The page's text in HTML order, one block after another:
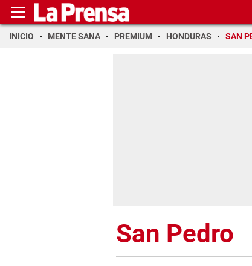
INICIO MENTE SANA PREMIUM HONDURAS SAN
San Pedro